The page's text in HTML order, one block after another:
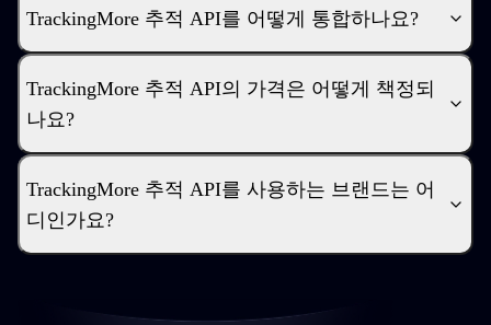
TrackingMore 추적 API를 어떻게 통합하나요?
TrackingMore 추적 API의 가격은 어떻게 책정되
나요?
TrackingMore 추적 API를 사용하는 브랜드는 어
디인가요?